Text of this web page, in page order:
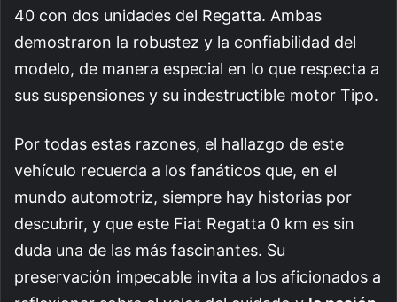
40 con dos unidades del Regatta. Ambas
demostraron la robustez y la confiabilidad del
modelo, de manera especial en lo que respecta a
sus suspensiones y su indestructible motor Tipo.
Por todas estas razones, el hallazgo de este
vehículo recuerda a los fanáticos que, en el
mundo automotriz, siempre hay historias por
descubrir, y que este Fiat Regatta 0 km es sin
duda una de las más fascinantes. Su
preservación impecable invita a los aficionados a